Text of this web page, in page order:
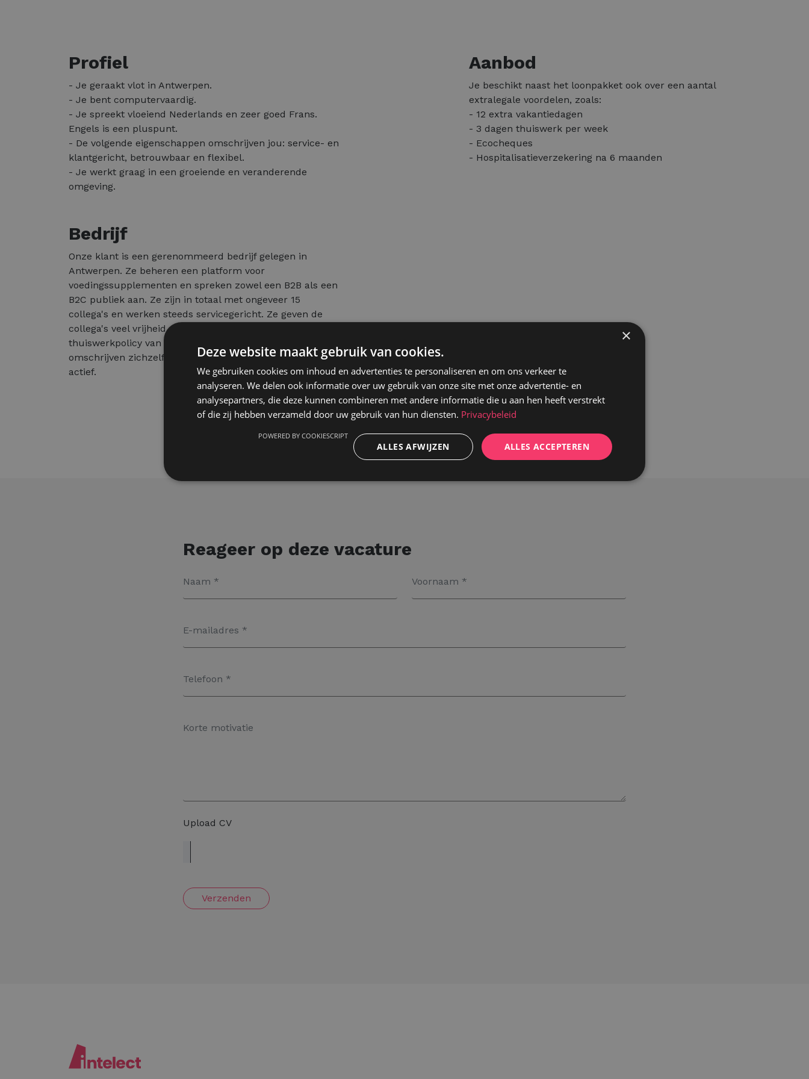
Profiel
- Je geraakt vlot in Antwerpen.
- Je bent computervaardig.
- Je spreekt vloeiend Nederlands en zeer goed Frans.
Engels is een pluspunt.
- De volgende eigenschappen omschrijven jou: service- en
klantgericht, betrouwbaar en flexibel.
- Je werkt graag in een groeiende en veranderende
omgeving.
Bedrijf
Onze klant is een gerenommeerd bedrijf gelegen in
Antwerpen. Ze beheren een platform voor
voedingssupplementen en spreken zowel een B2B als een
B2C publiek aan. Ze zijn in totaal met ongeveer 15
collega's en werken steeds servicegericht. Ze geven de
collega's veel vrijheid en hanteren bijvoorbeeld een
thuiswerkpolicy van 3 dagen per week. Collega's
omschrijven zichzelf als: klantgericht, gedreven en pro-
actief.
Aanbod
Je beschikt naast het loonpakket ook over een aantal
extralegale voordelen, zoals:
- 12 extra vakantiedagen
- 3 dagen thuiswerk per week
- Ecocheques
- Hospitalisatieverzekering na 6 maanden
Reageer op deze vacature
Upload CV
Verzenden
×
Deze website maakt gebruik van cookies.
We gebruiken cookies om inhoud en advertenties te personaliseren en om ons verkeer te
analyseren. We delen ook informatie over uw gebruik van onze site met onze advertentie- en
analysepartners, die deze kunnen combineren met andere informatie die u aan hen heeft verstrekt
of die zij hebben verzameld door uw gebruik van hun diensten. Privacybeleid
ALLES ACCEPTEREN
ALLES AFWIJZEN
POWERED BY COOKIESCRIPT